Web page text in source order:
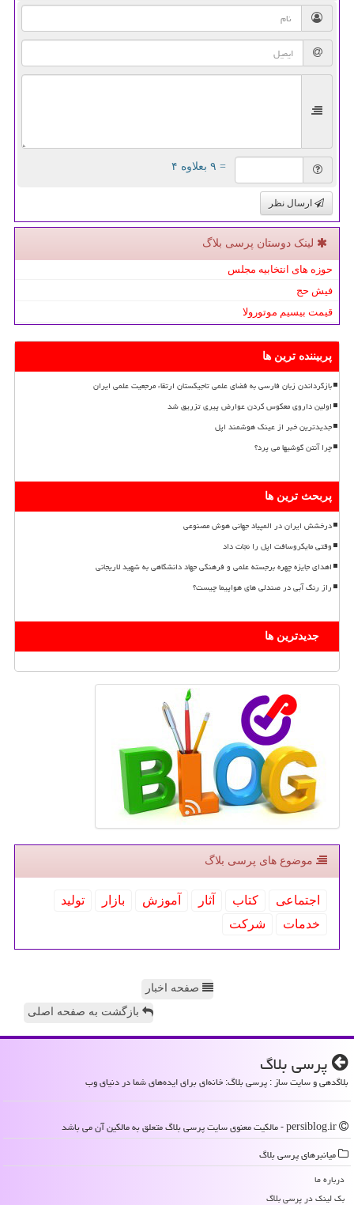
= ۹ بعلاوه ۴
ارسال نظر
لینک دوستان پرسی بلاگ
حوزه های انتخابیه مجلس
فیش حج
قیمت بیسیم موتورولا
پربیننده ترین ها
بازگرداندن زبان فارسی به فضای علمی تاجیکستان ارتقاء مرجعیت علمی ایران
اولین داروی معکوس کردن عوارض پیری تزریق شد
جدیدترین خبر از عینک هوشمند اپل
چرا آنتن گوشیها می پرد؟
پربحث ترین ها
درخشش ایران در المپیاد جهانی هوش مصنوعی
وقتی مایکروسافت اپل را نجات داد
اهدای جایزه چهره برجسته علمی و فرهنگی جهاد دانشگاهی به شهید لاریجانی
راز رنگ آبی در صندلی های هواپیما چیست؟
جدیدترین ها
موضوع های پرسی بلاگ
اجتماعی كتاب آثار آموزش بازار
تولید
خدمات
شركت
صفحه اخبار
بازگشت به صفحه اصلی
پرسی بلاگ
بلاگدهی و سایت ساز : پرسی بلاگ: خانه‌ای برای ایده‌های شما در دنیای وب
میانبرهای پرسی بلاگ
درباره ما
بک لینک در پرسی بلاگ